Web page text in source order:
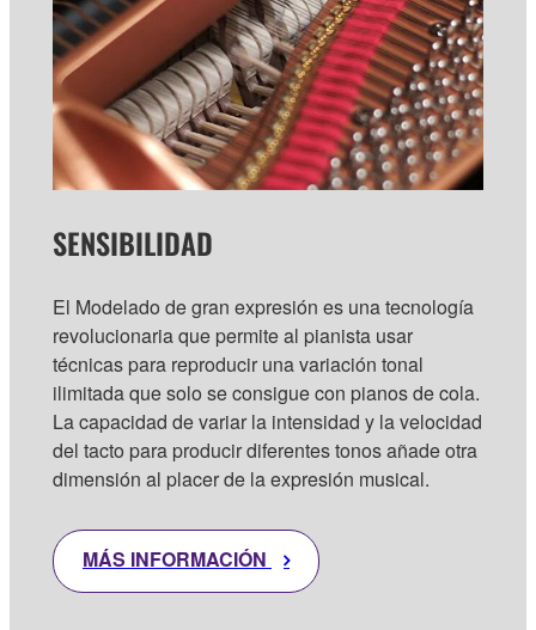
SENSIBILIDAD
El Modelado de gran expresión es una tecnología
revolucionaria que permite al pianista usar
técnicas para reproducir una variación tonal
ilimitada que solo se consigue con pianos de cola.
La capacidad de variar la intensidad y la velocidad
del tacto para producir diferentes tonos añade otra
dimensión al placer de la expresión musical.
MÁS INFORMACIÓN